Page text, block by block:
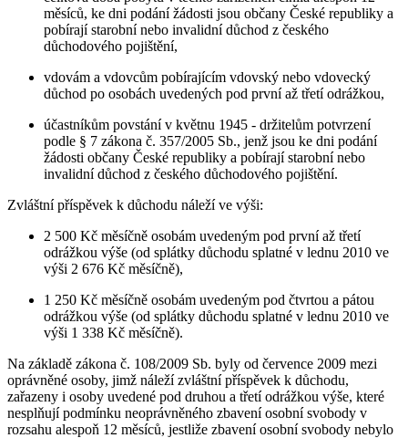
měsíců, ke dni podání žádosti jsou občany České republiky a
pobírají starobní nebo invalidní důchod z českého
důchodového pojištění,
vdovám a vdovcům pobírajícím vdovský nebo vdovecký
důchod po osobách uvedených pod první až třetí odrážkou,
účastníkům povstání v květnu 1945 - držitelům potvrzení
podle § 7 zákona č. 357/2005 Sb., jenž jsou ke dni podání
žádosti občany České republiky a pobírají starobní nebo
invalidní důchod z českého důchodového pojištění.
Zvláštní příspěvek k důchodu náleží ve výši:
2 500 Kč měsíčně osobám uvedeným pod první až třetí
odrážkou výše (od splátky důchodu splatné v lednu 2010 ve
výši 2 676 Kč měsíčně),
1 250 Kč měsíčně osobám uvedeným pod čtvrtou a pátou
odrážkou výše (od splátky důchodu splatné v lednu 2010 ve
výši 1 338 Kč měsíčně).
Na základě zákona č. 108/2009 Sb. byly od července 2009 mezi
oprávněné osoby, jimž náleží zvláštní příspěvek k důchodu,
zařazeny i osoby uvedené pod druhou a třetí odrážkou výše, které
nesplňují podmínku neoprávněného zbavení osobní svobody v
rozsahu alespoň 12 měsíců, jestliže zbavení osobní svobody nebylo